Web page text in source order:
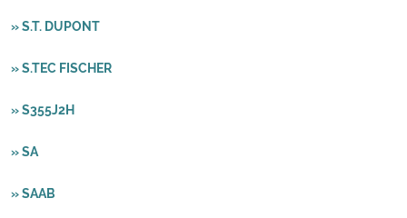
» S.T. DUPONT
» S.TEC FISCHER
» S355J2H
» SA
» SAAB